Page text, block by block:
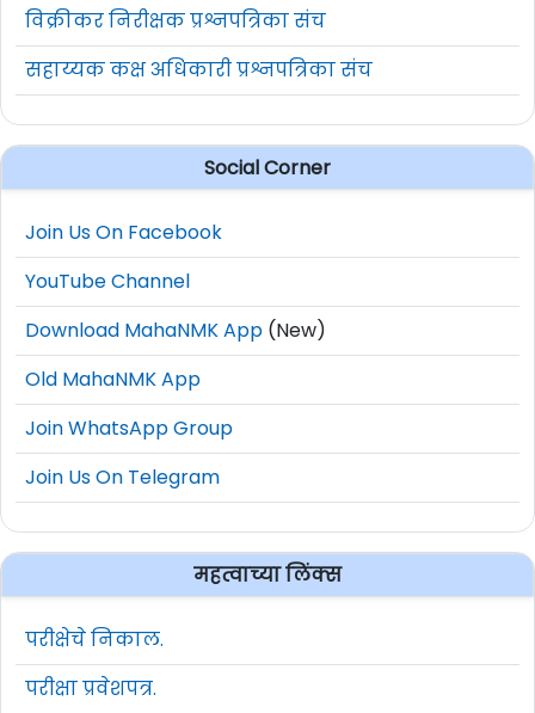
विक्रीकर निरीक्षक प्रश्नपत्रिका संच
सहाय्यक कक्ष अधिकारी प्रश्नपत्रिका संच
Social Corner
Join Us On Facebook
YouTube Channel
Download MahaNMK App (New)
Old MahaNMK App
Join WhatsApp Group
Join Us On Telegram
महत्वाच्या लिंक्स
परीक्षेचे निकाल.
परीक्षा प्रवेशपत्र.